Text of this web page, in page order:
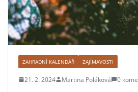
ZAHRADNÍ KALENDÁŘ ZAJÍMAVOSTI
21. 2. 2024 Martina Poláková 0